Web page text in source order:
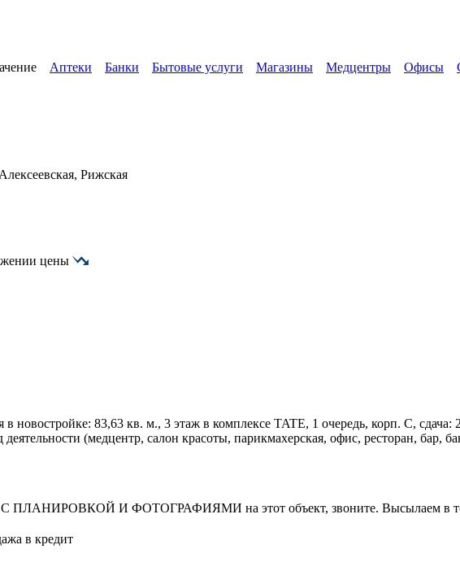
Аптеки Банки Бытовые услуги Магазины Медцентры Офисы
Рижская
цены
новостройке: 83,63 кв. м., 3 этаж в комплексе TATE, 1 очередь, корп. С,
(медцентр, салон красоты, парикмахерская, офис, ресторан, бар,
И ФОТОГРАФИЯМИ на этот объект, звоните. Высылаем в
в кредит